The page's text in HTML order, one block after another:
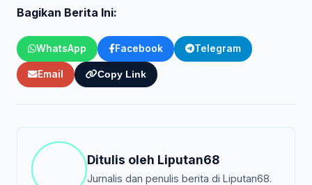
Bagikan Berita Ini:
WhatsApp Facebook Telegram
Email Copy Link
Ditulis oleh Liputan68
Jurnalis dan penulis berita di Liputan68.